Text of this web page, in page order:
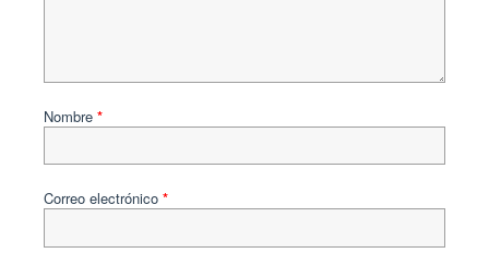
Nombre *
Correo electrónico *